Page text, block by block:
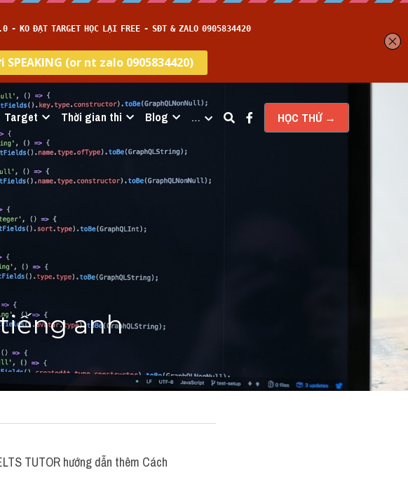
Target Thời gian thi Blog … HỌC THỬ →
anh
TUTOR hướng dẫn thêm Cách